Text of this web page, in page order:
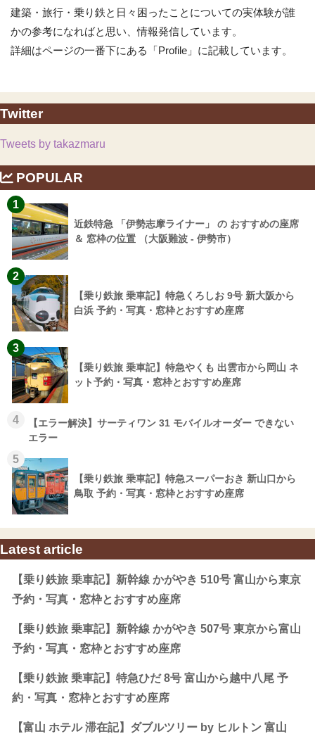
建築・旅行・乗り鉄と日々困ったことについての実体験が誰
かの参考になればと思い、情報発信しています。
詳細はページの一番下にある「Profile」に記載しています。
Twitter
Tweets by takazmaru
POPULAR
1
近鉄特急 「伊勢志摩ライナー」 の おすすめの座席
＆ 窓枠の位置 （大阪難波 - 伊勢市）
2
【乗り鉄旅 乗車記】特急くろしお 9号 新大阪から
白浜 予約・写真・窓枠とおすすめ座席
3
【乗り鉄旅 乗車記】特急やくも 出雲市から岡山 ネ
ット予約・写真・窓枠とおすすめ座席
4
【エラー解決】サーティワン 31 モバイルオーダー できない
エラー
5
【乗り鉄旅 乗車記】特急スーパーおき 新山口から
鳥取 予約・写真・窓枠とおすすめ座席
Latest article
【乗り鉄旅 乗車記】新幹線 かがやき 510号 富山から東京
予約・写真・窓枠とおすすめ座席
【乗り鉄旅 乗車記】新幹線 かがやき 507号 東京から富山
予約・写真・窓枠とおすすめ座席
【乗り鉄旅 乗車記】特急ひだ 8号 富山から越中八尾 予
約・写真・窓枠とおすすめ座席
【富山 ホテル 滞在記】ダブルツリー by ヒルトン 富山